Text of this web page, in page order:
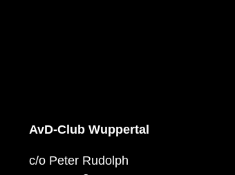
AvD-Club Wuppertal
c/o Peter Rudolph